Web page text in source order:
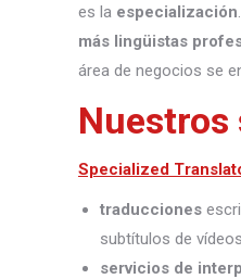
es la especialización
más lingüistas
área de negocios se
Specialized
traducciones
subtítulos de
servicios de